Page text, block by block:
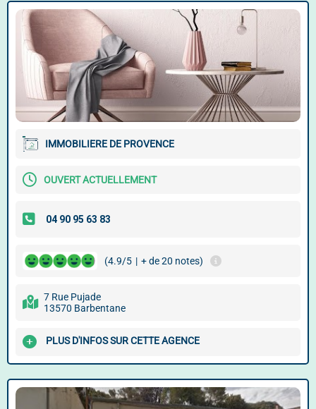
IMMOBILIERE DE PROVENCE
OUVERT ACTUELLEMENT
(4.9/5 | + de 20 notes)
7 Rue Pujade
13570 Barbentane
PLUS D'INFOS SUR CETTE AGENCE